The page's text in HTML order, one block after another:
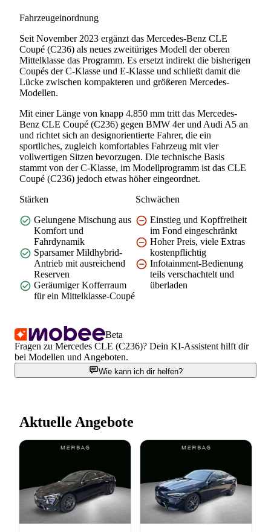
Fahrzeugeinordnung
Seit November 2023 ergänzt das Mercedes-Benz CLE
Coupé (C236) als neues zweitüriges Modell der oberen
Mittelklasse das Programm. Es ersetzt indirekt die bisherigen
Coupés der C-Klasse und E-Klasse und schließt damit die
Lücke zwischen kompakteren und größeren Mercedes-
Modellen.
Mit einer Länge von knapp 4.850 mm tritt das Mercedes-
Benz CLE Coupé (C236) gegen BMW 4er und Audi A5 an
und richtet sich an designorientierte Fahrer, die ein
sportliches, zugleich komfortables Fahrzeug mit vier
vollwertigen Sitzen bevorzugen. Die technische Basis
stammt von der C-Klasse, im Modellprogramm ist das CLE
Coupé (C236) jedoch etwas höher eingeordnet.
Stärken
Gelungene Mischung aus
Komfort und
Fahrdynamik
Sparsamer Mildhybrid-
Antrieb mit ausreichend
Reserven
Geräumiger Kofferraum
für ein Mittelklasse-Coupé
Schwächen
Einstieg und Kopffreiheit
im Fond eingeschränkt
Hoher Preis, viele Extras
kostenpflichtig
Infotainment-Bedienung
teils verschachtelt und
überladen
Beta
Fragen zu Mercedes CLE (C236)? Dein KI-Assistent hilft dir
bei Modellen und Angeboten.
Wie kann ich dir helfen?
Aktuelle Angebote